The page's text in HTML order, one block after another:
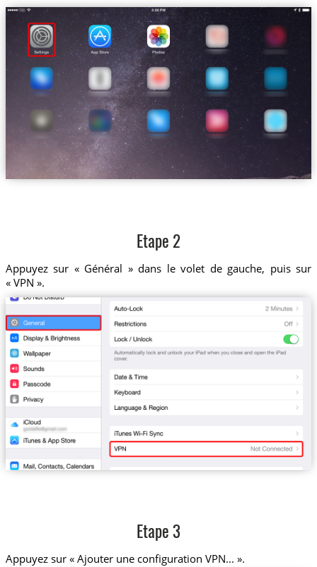
Etape 2
Appuyez sur « Général » dans le volet de gauche, puis sur
« VPN ».
Etape 3
Appuyez sur « Ajouter une configuration VPN... ».